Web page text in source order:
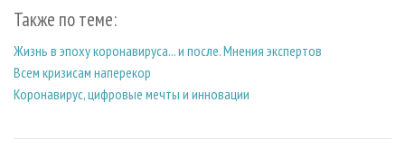
Также по теме:
Жизнь в эпоху коронавируса... и после. Мнения экспертов
Всем кризисам наперекор
Коронавирус, цифровые мечты и инновации